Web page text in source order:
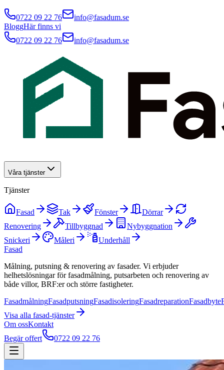
0722 09 22 76
info@fasadum.se
BloggHär finns vi
0722 09 22 76
info@fasadum.se
Våra tjänster
Tjänster
Fasad Tak Fönster
Dörrar
Renovering
Tillbyggnad
Nybyggnation
Snickeri
Måleri
Underhåll
Fasad
Målning, putsning & renovering av fasader. Vi erbjuder
helhetslösningar för fasadmålning, putsarbeten och renovering av
både villor, BRF:er och större fastigheter.
FasadmålningFasadputsningFasadisoleringFasadreparationFasadbyte
Visa alla fasad-tjänster
Om ossKontakt
Begär offert
0722 09 22 76